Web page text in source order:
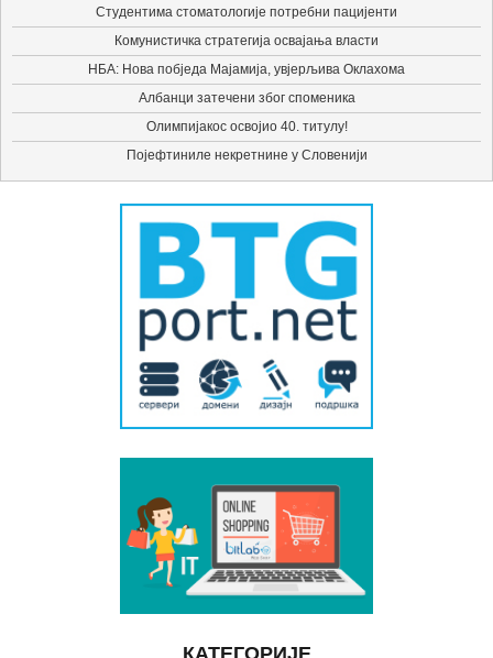
Студентима стоматологије потребни пацијенти
Комунистичка стратегија освајања власти
НБА: Нова побједа Мајамија, увјерљива Оклахома
Албанци затечени због споменика
Олимпијакос освојио 40. титулу!
Појефтиниле некретнине у Словенији